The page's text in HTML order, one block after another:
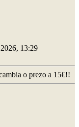
13:29
o prezo a 15€!!